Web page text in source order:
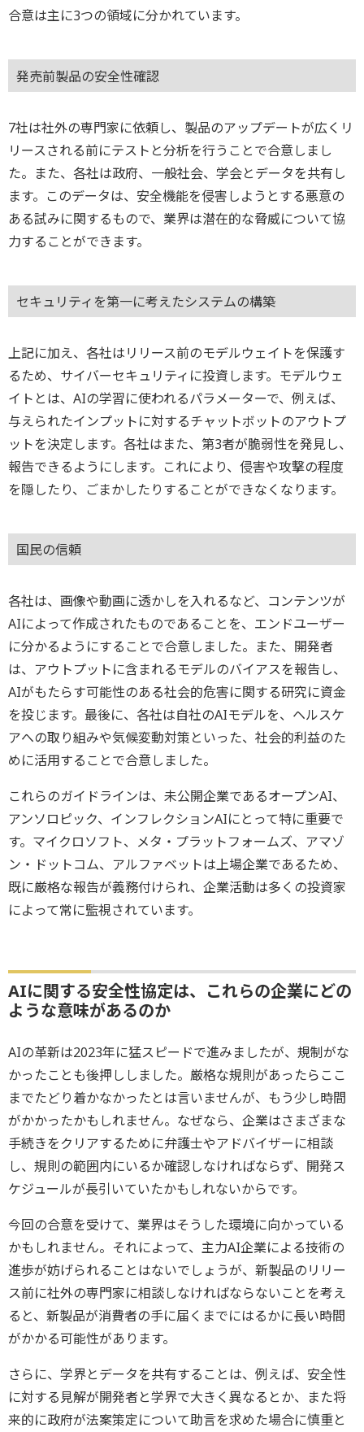
合意は主に3つの領域に分かれています。
発売前製品の安全性確認
7社は社外の専門家に依頼し、製品のアップデートが広くリ
リースされる前にテストと分析を行うことで合意しまし
た。また、各社は政府、一般社会、学会とデータを共有し
ます。このデータは、安全機能を侵害しようとする悪意の
ある試みに関するもので、業界は潜在的な脅威について協
力することができます。
セキュリティを第一に考えたシステムの構築
上記に加え、各社はリリース前のモデルウェイトを保護す
るため、サイバーセキュリティに投資します。モデルウェ
イトとは、AIの学習に使われるパラメーターで、例えば、
与えられたインプットに対するチャットボットのアウトプ
ットを決定します。各社はまた、第3者が脆弱性を発見し、
報告できるようにします。これにより、侵害や攻撃の程度
を隠したり、ごまかしたりすることができなくなります。
国民の信頼
各社は、画像や動画に透かしを入れるなど、コンテンツが
AIによって作成されたものであることを、エンドユーザー
に分かるようにすることで合意しました。また、開発者
は、アウトプットに含まれるモデルのバイアスを報告し、
AIがもたらす可能性のある社会的危害に関する研究に資金
を投じます。最後に、各社は自社のAIモデルを、ヘルスケ
アへの取り組みや気候変動対策といった、社会的利益のた
めに活用することで合意しました。
これらのガイドラインは、未公開企業であるオープンAI、
アンソロピック、インフレクションAIにとって特に重要で
す。マイクロソフト、メタ・プラットフォームズ、アマゾ
ン・ドットコム、アルファベットは上場企業であるため、
既に厳格な報告が義務付けられ、企業活動は多くの投資家
によって常に監視されています。
AIに関する安全性協定は、これらの企業にどの
ような意味があるのか
AIの革新は2023年に猛スピードで進みましたが、規制がな
かったことも後押ししました。厳格な規則があったらここ
までたどり着かなかったとは言いませんが、もう少し時間
がかかったかもしれません。なぜなら、企業はさまざまな
手続きをクリアするために弁護士やアドバイザーに相談
し、規則の範囲内にいるか確認しなければならず、開発ス
ケジュールが長引いていたかもしれないからです。
今回の合意を受けて、業界はそうした環境に向かっている
かもしれません。それによって、主力AI企業による技術の
進歩が妨げられることはないでしょうが、新製品のリリー
ス前に社外の専門家に相談しなければならないことを考え
ると、新製品が消費者の手に届くまでにはるかに長い時間
がかかる可能性があります。
さらに、学界とデータを共有することは、例えば、安全性
に対する見解が開発者と学界で大きく異なるとか、また将
来的に政府が法案策定について助言を求めた場合に慎重と